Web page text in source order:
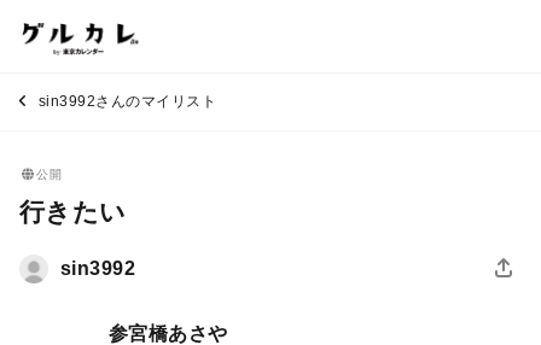
sin3992さんのマイリスト
公開
行きたい
sin3992
参宮橋あさや